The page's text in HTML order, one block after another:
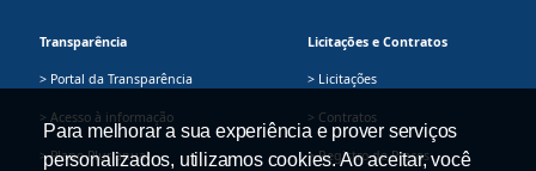
Transparência
> Portal da Transparência
> Acesso à informação
> Plano Plurianual
Licitações e Contratos
> Licitações
> Contratos
> Registro de Preços
Para melhorar a sua experiência e prover serviços
personalizados, utilizamos cookies. Ao aceitar, você